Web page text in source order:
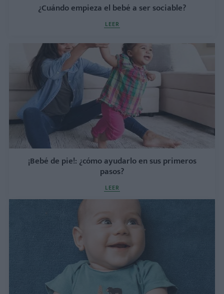
¿Cuándo empieza el bebé a ser sociable?
LEER
¡Bebé de pie!: ¿cómo ayudarlo en sus primeros
pasos?
LEER